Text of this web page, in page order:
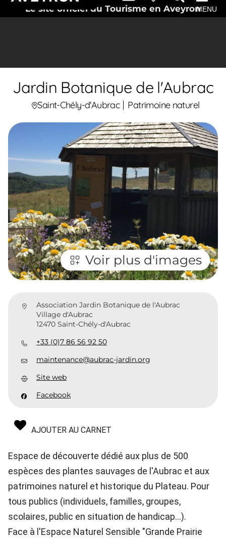
Le site officiel du Tourisme en AveyronMENU
Jardin Botanique de l'Aubrac
Saint-Chély-d'Aubrac Patrimoine naturel
Voir plus d'images
Association Jardin Botanique de l'Aubrac
Village d'Aubrac
12470 Saint-Chély-d'Aubrac
+33 (0)7 86 56 92 50
maintenance@aubrac-jardin.org
Site web
Facebook
AJOUTER AU CARNET
Espace de découverte dédié aux plus de 500
espèces des plantes sauvages de l'Aubrac et aux
patrimoines naturel et historique du Plateau. Pour
tous publics (individuels, familles, groupes,
scolaires, public en situation de handicap...).
Face à l'Espace Naturel Sensible "Grande Prairie